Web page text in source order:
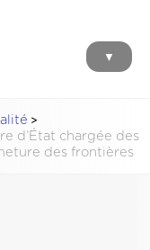
▼
d’État chargée des
des frontières